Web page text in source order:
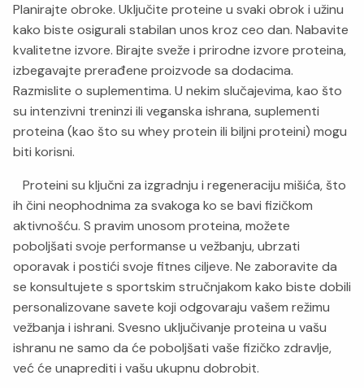
Planirajte obroke. Uključite proteine u svaki obrok i užinu
kako biste osigurali stabilan unos kroz ceo dan. Nabavite
kvalitetne izvore. Birajte sveže i prirodne izvore proteina,
izbegavajte prerađene proizvode sa dodacima.
Razmislite o suplementima. U nekim slučajevima, kao što
su intenzivni treninzi ili veganska ishrana, suplementi
proteina (kao što su whey protein ili biljni proteini) mogu
biti korisni.
Proteini su ključni za izgradnju i regeneraciju mišića, što
ih čini neophodnima za svakoga ko se bavi fizičkom
aktivnošću. S pravim unosom proteina, možete
poboljšati svoje performanse u vežbanju, ubrzati
oporavak i postići svoje fitnes ciljeve. Ne zaboravite da
se konsultujete s sportskim stručnjakom kako biste dobili
personalizovane savete koji odgovaraju vašem režimu
vežbanja i ishrani. Svesno uključivanje proteina u vašu
ishranu ne samo da će poboljšati vaše fizičko zdravlje,
već će unaprediti i vašu ukupnu dobrobit.